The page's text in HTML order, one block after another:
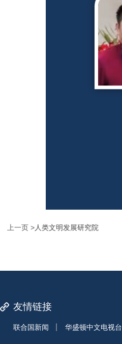
上一页 >人类文明发展研究院
友情链接
联合国新闻 华盛顿中文电视台